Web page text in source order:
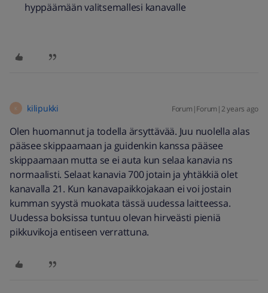
hyppäämään valitsemallesi kanavalle
K kilipukki Forum|Forum|2 years ago
Olen huomannut ja todella ärsyttävää. Juu nuolella alas
pääsee skippaamaan ja guidenkin kanssa pääsee
skippaamaan mutta se ei auta kun selaa kanavia ns
normaalisti. Selaat kanavia 700 jotain ja yhtäkkiä olet
kanavalla 21. Kun kanavapaikkojakaan ei voi jostain
kumman syystä muokata tässä uudessa laitteessa.
Uudessa boksissa tuntuu olevan hirveästi pieniä
pikkuvikoja entiseen verrattuna.